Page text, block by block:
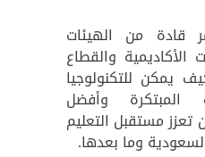
قادة من الهيئات
والقطاع
يمكن للتكنولوجيا
المبتكرة وأفضل
تعزز مستقبل التعليم
وما بعدها.